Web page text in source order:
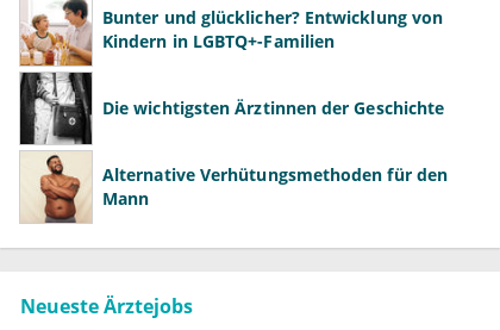
Bunter und glücklicher? Entwicklung von
Kindern in LGBTQ+-Familien
Die wichtigsten Ärztinnen der Geschichte
Alternative Verhütungsmethoden für den
Mann
Neueste Ärztejobs